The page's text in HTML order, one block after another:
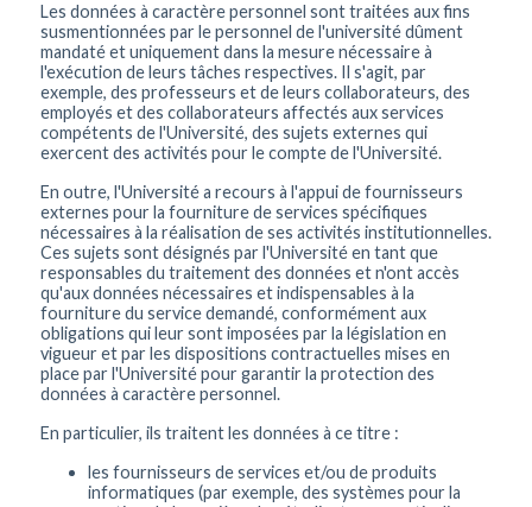
Les données à caractère personnel sont traitées aux fins
susmentionnées par le personnel de l'université dûment
mandaté et uniquement dans la mesure nécessaire à
l'exécution de leurs tâches respectives. Il s'agit, par
exemple, des professeurs et de leurs collaborateurs, des
employés et des collaborateurs affectés aux services
compétents de l'Université, des sujets externes qui
exercent des activités pour le compte de l'Université.
En outre, l'Université a recours à l'appui de fournisseurs
externes pour la fourniture de services spécifiques
nécessaires à la réalisation de ses activités institutionnelles.
Ces sujets sont désignés par l'Université en tant que
responsables du traitement des données et n'ont accès
qu'aux données nécessaires et indispensables à la
fourniture du service demandé, conformément aux
obligations qui leur sont imposées par la législation en
vigueur et par les dispositions contractuelles mises en
place par l'Université pour garantir la protection des
données à caractère personnel.
En particulier, ils traitent les données à ce titre :
les fournisseurs de services et/ou de produits
informatiques (par exemple, des systèmes pour la